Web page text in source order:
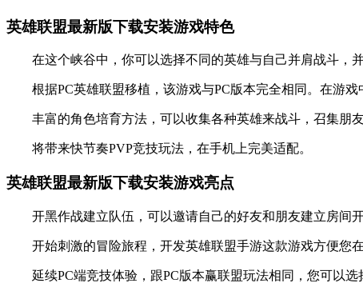
英雄联盟最新版下载安装游戏特色
在这个峡谷中，你可以选择不同的英雄与自己并肩战斗，并
根据PC英雄联盟移植，该游戏与PC版本完全相同。在游戏
丰富的角色培育方法，可以收集各种英雄来战斗，召集朋友
将带来快节奏PVP竞技玩法，在手机上完美适配。
英雄联盟最新版下载安装游戏亮点
开黑作战建立队伍，可以邀请自己的好友和朋友建立房间开
开始刺激的冒险旅程，开发英雄联盟手游这款游戏方便您在
延续PC端竞技体验，跟PC版本赢联盟玩法相同，您可以选